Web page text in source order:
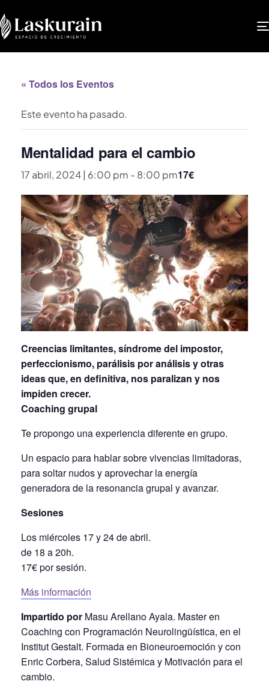
« Todos los Eventos
Este evento ha pasado.
Mentalidad para el cambio
17 abril, 2024 | 6:00 pm - 8:00 pm17€
Creencias limitantes, síndrome del impostor,
perfeccionismo, parálisis por análisis y otras
ideas que, en definitiva, nos paralizan y nos
impiden crecer.
Coaching grupal
Te propongo una experiencia diferente en grupo.
Un espacio para hablar sobre vivencias limitadoras,
para soltar nudos y aprovechar la energía
generadora de la resonancia grupal y avanzar.
Sesiones
Los miércoles 17 y 24 de abril.
de 18 a 20h.
17€ por sesión.
Más información
Impartido por Masu Arellano Ayala. Master en
Coaching con Programación Neurolingüística, en el
Institut Gestalt. Formada en Bioneuroemoción y con
Enric Corbera, Salud Sistémica y Motivación para el
cambio.